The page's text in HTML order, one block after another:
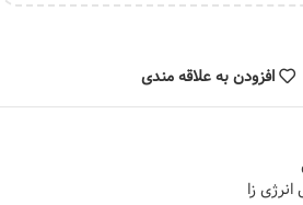
افزودن به علاقه مندی
زا